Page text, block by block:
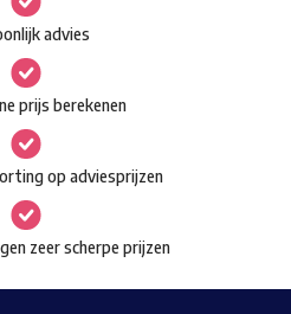
optie
kan
gekozen
worden
op
de
productpagina
advies
prijs berekenen
op adviesprijzen
zeer scherpe prijzen